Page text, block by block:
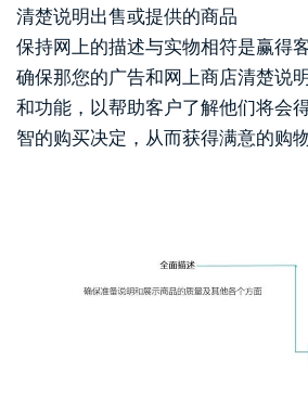
清楚说明出售或提供的商品
保持网上的描述与实物相符是赢得
确保那您的广告和网上商店清楚说
和功能，以帮助客户了解他们将会
智的购买决定，从而获得满意的购物